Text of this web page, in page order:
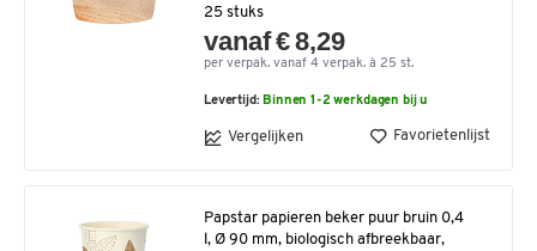
25 stuks
vanaf € 8,29
per verpak. vanaf 4 verpak. à 25 st.
Levertijd: Binnen 1-2 werkdagen bij u
Vergelijken Favorietenlijst
Papstar papieren beker puur bruin 0,4
l, Ø 90 mm, biologisch afbreekbaar,